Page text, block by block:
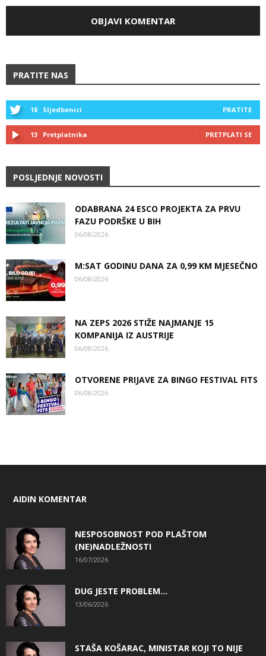
PRATITE NAS
18 Sljedbenici PRATITE
13 Pretplatnika PRETPLATI SE
POSLJEDNJE NOVOSTI
ODABRANA 24 ESCO PROJEKTA ZA PRVU
FAZU PODRŠKE U BIH
06/08/2026
M:SAT GODINU DANA ZA 0,99 KM MJESEČNO
06/08/2026
NA ZEPS 2026 STIŽE NAJMANJE 15
KOMPANIJA IZ AUSTRIJE
06/08/2026
OTVORENE PRIJAVE ZA BINGO FESTIVAL FITS
06/08/2026
AIDIN KOMENTAR
NESPOSOBNOST POD PLAŠTOM
(NE)NADLEŽNOSTI
16/07/2026
DUG JESTE PROBLEM…
13/06/2026
STAŠA KOŠARAC, MINISTAR KOJI TO NIJE